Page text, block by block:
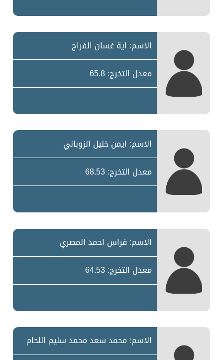
الاسم: اية غسان الفراج
معدل التخرج: 65.8
الاسم: ايمن خليل الزوباني
معدل التخرج: 68.53
الاسم: فراس احمد المصري
معدل التخرج: 64.53
الاسم: محمد سعد محمد سليم اللحام